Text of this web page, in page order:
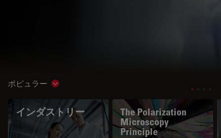
ポピュラー Show subnavigation
インダストリー
The Polarization
Microscopy
Principle